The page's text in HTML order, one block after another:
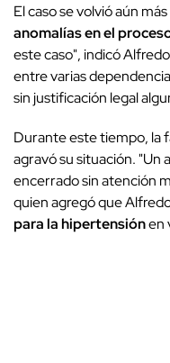
El caso se volvió aún
anomalías en el
este caso", indicó
entre varias
sin justificación legal
Durante este tiempo, la
agravó su situación. "Un
encerrado sin atención
quien agregó que
para la hipertensiónen